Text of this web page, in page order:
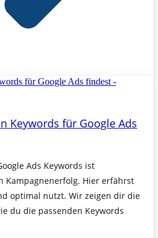
Keywords für Google Ads
Ads Keywords ist
Kampagnenerfolg. Hier erfährst
optimal nutzt. Wir zeigen dir die
du die passenden Keywords